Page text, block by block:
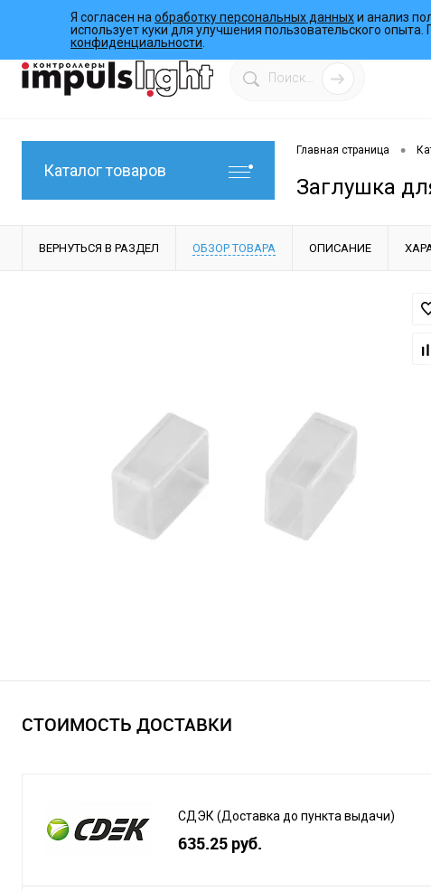
О компании Инструкции Работы Программы
Каталог товаров
Главная страница •
Заглушка
ВЕРНУТЬСЯ В РАЗДЕЛ ОБЗОР ТОВАРА ОПИСАНИЕ
СТОИМОСТЬ ДОСТАВКИ
СДЭК (Доставка до пункта выдачи)
635.25 руб.
Я согласен на обработку персональных данныхи анализ
использует куки для улучшения пользовательского
конфиденциальности